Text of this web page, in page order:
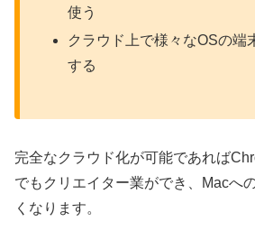
使う
クラウド上で様々なOSの端
する
完全なクラウド化が可能であれば
でもクリエイター業ができ、Macへ
くなります。